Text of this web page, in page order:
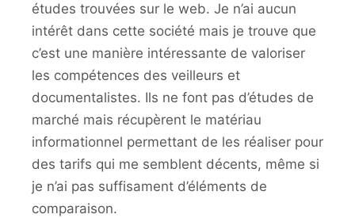
études trouvées sur le web. Je n’ai aucun
intérêt dans cette société mais je trouve que
c’est une manière intéressante de valoriser
les compétences des veilleurs et
documentalistes. Ils ne font pas d’études de
marché mais récupèrent le matériau
informationnel permettant de les réaliser pour
des tarifs qui me semblent décents, même si
je n’ai pas suffisament d’éléments de
comparaison.